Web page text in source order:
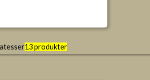
13 produkter